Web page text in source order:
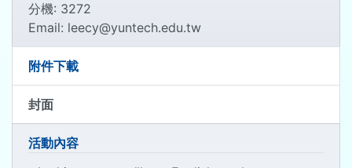
分機: 3272
Email: leecy@yuntech.edu.tw
附件下載
封面
活動內容